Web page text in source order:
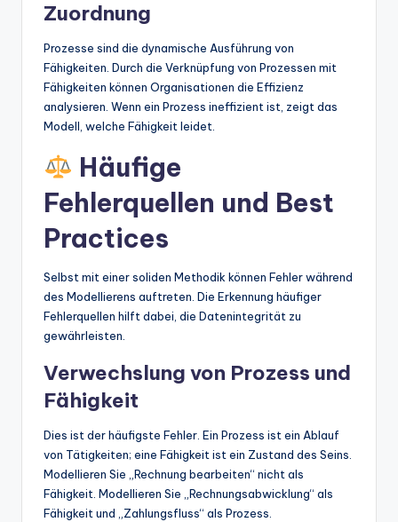
Zuordnung
Prozesse sind die dynamische Ausführung von
Fähigkeiten. Durch die Verknüpfung von Prozessen mit
Fähigkeiten können Organisationen die Effizienz
analysieren. Wenn ein Prozess ineffizient ist, zeigt das
Modell, welche Fähigkeit leidet.
Häufige
Fehlerquellen und Best
Practices
Selbst mit einer soliden Methodik können Fehler während
des Modellierens auftreten. Die Erkennung häufiger
Fehlerquellen hilft dabei, die Datenintegrität zu
gewährleisten.
Verwechslung von Prozess und
Fähigkeit
Dies ist der häufigste Fehler. Ein Prozess ist ein Ablauf
von Tätigkeiten; eine Fähigkeit ist ein Zustand des Seins.
Modellieren Sie „Rechnung bearbeiten“ nicht als
Fähigkeit. Modellieren Sie „Rechnungsabwicklung“ als
Fähigkeit und „Zahlungsfluss“ als Prozess.